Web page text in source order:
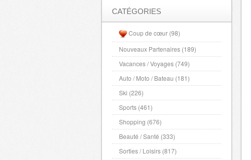
CATÉGORIES
Coup de cœur (98)
Nouveaux Partenaires (189)
Vacances / Voyages (749)
Auto / Moto / Bateau (181)
Ski (226)
Sports (461)
Shopping (676)
Beauté / Santé (333)
Sorties / Loisirs (817)